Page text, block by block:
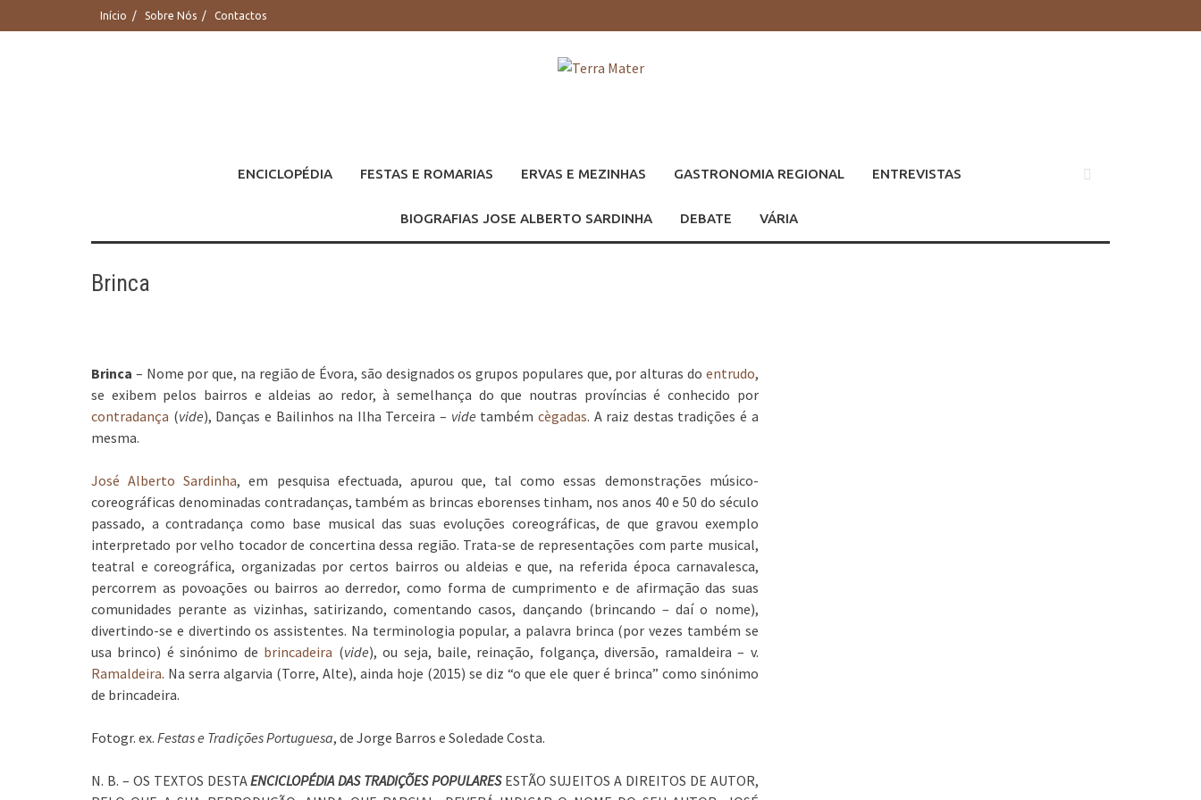
para
Início Sobre Nós Contactos
ENCICLOPÉDIA FESTAS E ROMARIAS ERVAS E MEZINHAS GASTRONOMIA REGIONAL ENTREVISTAS
BIOGRAFIAS JOSE ALBERTO SARDINHA DEBATE VÁRIA
Brinca
Brinca – Nome por que, na região de Évora, são designados os grupos populares que, por alturas do entrudo,
se exibem pelos bairros e aldeias ao redor, à semelhança do que noutras províncias é conhecido por
contradança (vide), Danças e Bailinhos na Ilha Terceira – vide também cègadas. A raiz destas tradições é a
mesma.
José Alberto Sardinha, em pesquisa efectuada, apurou que, tal como essas demonstrações músico-
coreográficas denominadas contradanças, também as brincas eborenses tinham, nos anos 40 e 50 do século
passado, a contradança como base musical das suas evoluções coreográficas, de que gravou exemplo
interpretado por velho tocador de concertina dessa região. Trata-se de representações com parte musical,
teatral e coreográfica, organizadas por certos bairros ou aldeias e que, na referida época carnavalesca,
percorrem as povoações ou bairros ao derredor, como forma de cumprimento e de afirmação das suas
comunidades perante as vizinhas, satirizando, comentando casos, dançando (brincando – daí o nome),
divertindo-se e divertindo os assistentes. Na terminologia popular, a palavra brinca (por vezes também se
usa brinco) é sinónimo de brincadeira (vide), ou seja, baile, reinação, folgança, diversão, ramaldeira – v.
Ramaldeira. Na serra algarvia (Torre, Alte), ainda hoje (2015) se diz “o que ele quer é brinca” como sinónimo
de brincadeira.
Fotogr. ex. Festas e Tradições Portuguesa, de Jorge Barros e Soledade Costa.
N. B. – OS TEXTOS DESTAENCICLOPÉDIA DAS TRADIÇÕES POPULARESESTÃO SUJEITOS A DIREITOS DE AUTOR,